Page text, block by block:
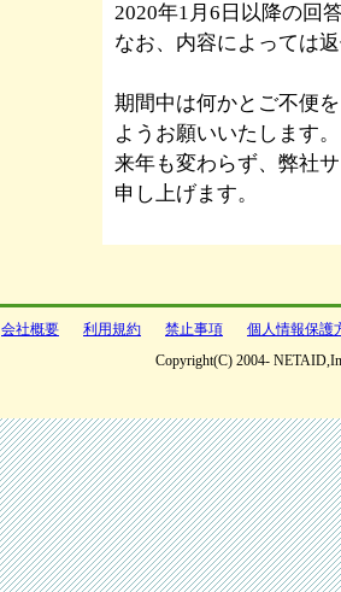
2020年1月6日以降の回
なお、内容によっては
期間中は何かとご不便
ようお願いいたします。
来年も変わらず、弊社
申し上げます。
会社概要 利用規約 禁止事項
個人情報保護
Copyright(C) 2004-